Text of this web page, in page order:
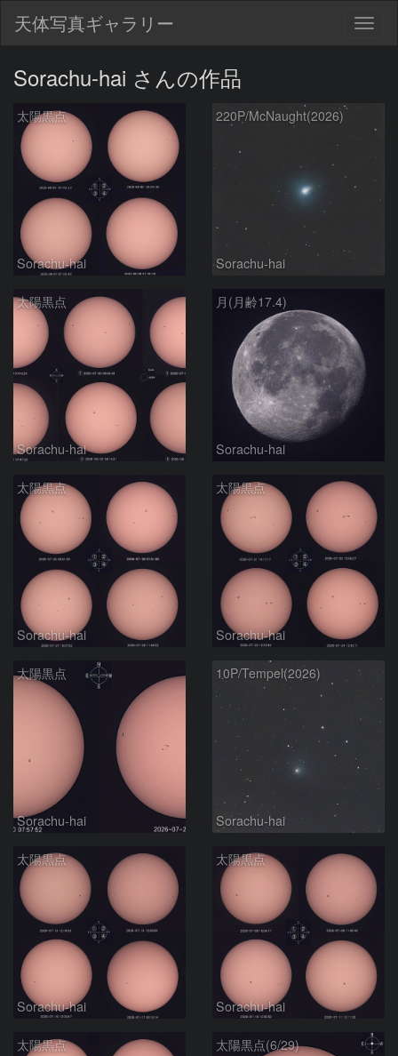
天体写真ギャラリー
Sorachu-hai さんの作品
太陽黒点
Sorachu-hai
220P/McNaught(2026)
Sorachu-hai
太陽黒点
Sorachu-hai
月(月齢17.4)
Sorachu-hai
太陽黒点
Sorachu-hai
太陽黒点
Sorachu-hai
太陽黒点
Sorachu-hai
10P/Tempel(2026)
Sorachu-hai
太陽黒点
Sorachu-hai
太陽黒点
Sorachu-hai
太陽黒点 太陽黒点(6/29)